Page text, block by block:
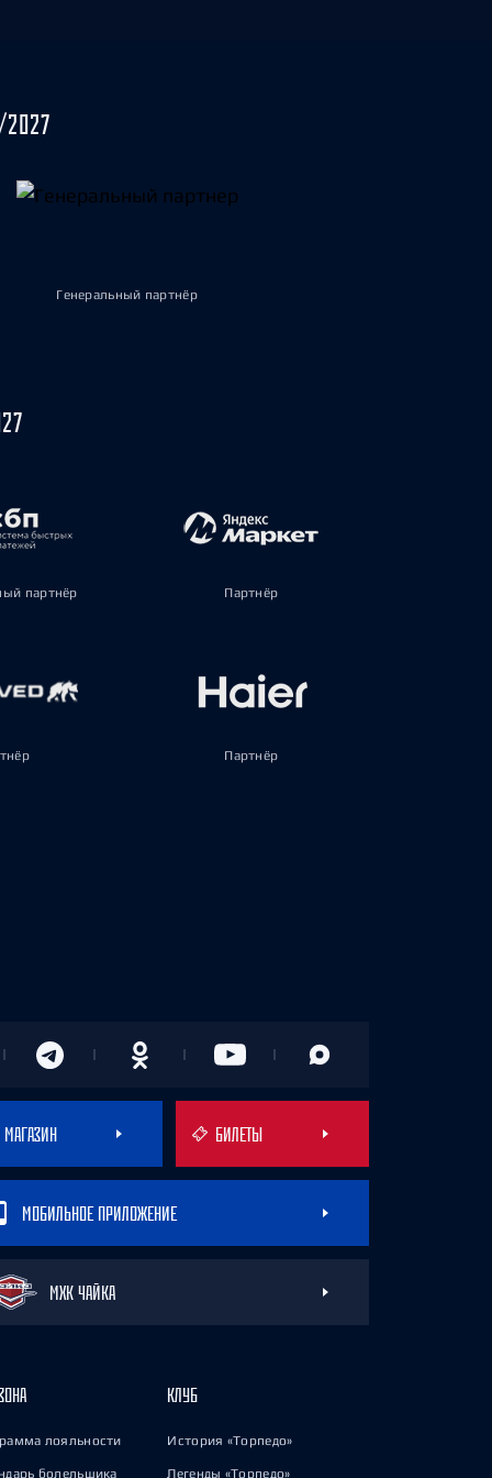
Генеральный партнёр
партнёр Партнёр
Партнёр
МАГАЗИН БИЛЕТЫ
МОБИЛЬНОЕ ПРИЛОЖЕНИЕ
МХК ЧАЙКА
лояльности
болельщика
КЛУБ
История «Торпедо»
Легенды «Торпедо»